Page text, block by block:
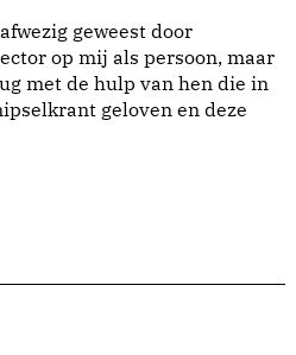
geweest door
op mij als persoon, maar
met de hulp van hen die in
geloven en deze